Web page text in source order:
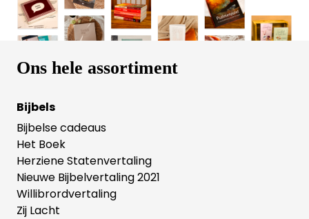
voor meer informatie: www.nieskeselles.nl
Ons hele assortiment
Bijbels
Bijbelse cadeaus
Het Boek
Herziene Statenvertaling
Nieuwe Bijbelvertaling 2021
Willibrordvertaling
Zij Lacht